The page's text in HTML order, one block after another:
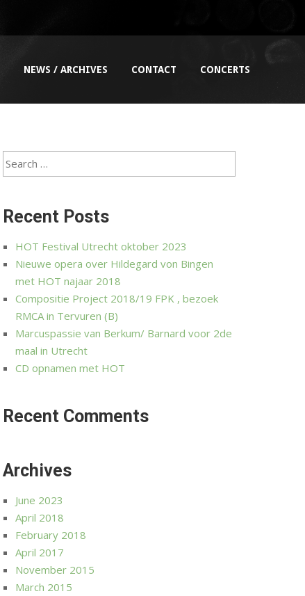
NEWS / ARCHIVES CONTACT CONCERTS
Recent Posts
HOT Festival Utrecht oktober 2023
Nieuwe opera over Hildegard von Bingen
met HOT najaar 2018
Compositie Project 2018/19 FPK , bezoek
RMCA in Tervuren (B)
Marcuspassie van Berkum/ Barnard voor 2de
maal in Utrecht
CD opnamen met HOT
Recent Comments
Archives
June 2023
April 2018
February 2018
April 2017
November 2015
March 2015